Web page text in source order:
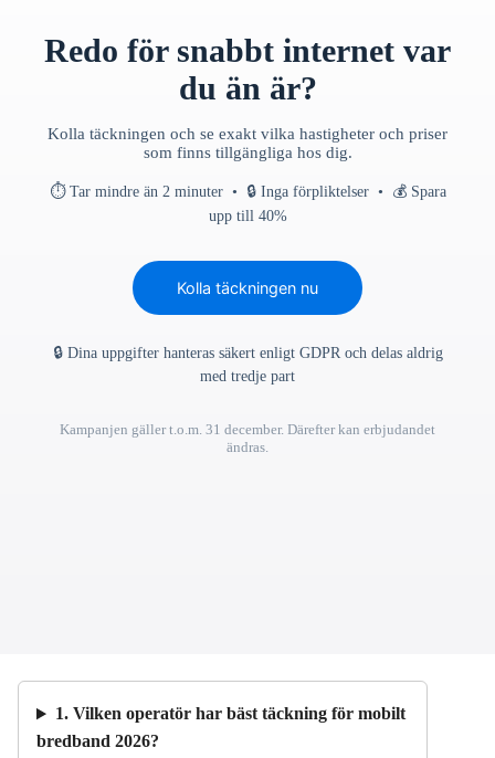
Redo för snabbt internet var
du än är?
Kolla täckningen och se exakt vilka hastigheter och priser
som finns tillgängliga hos dig.
⏱ Tar mindre än 2 minuter • 🔒 Inga förpliktelser • 💰 Spara
upp till 40%
Kolla täckningen nu
🔒 Dina uppgifter hanteras säkert enligt GDPR och delas aldrig
med tredje part
Kampanjen gäller t.o.m. 31 december. Därefter kan erbjudandet
ändras.
1. Vilken operatör har bäst täckning för mobilt
bredband 2026?